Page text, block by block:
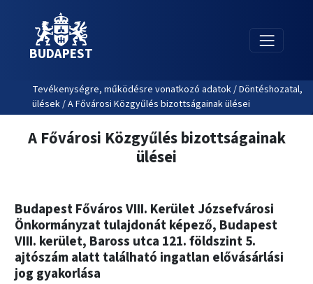
BUDAPEST
Tevékenységre, működésre vonatkozó adatok / Döntéshozatal,
ülések / A Fővárosi Közgyűlés bizottságainak ülései
A Fővárosi Közgyűlés bizottságainak
ülései
Budapest Főváros VIII. Kerület Józsefvárosi
Önkormányzat tulajdonát képező, Budapest
VIII. kerület, Baross utca 121. földszint 5.
ajtószám alatt található ingatlan elővásárlási
jog gyakorlása